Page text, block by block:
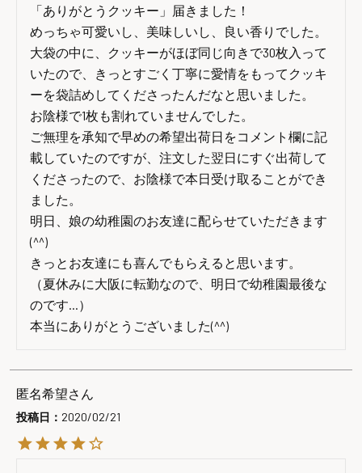
「ありがとうクッキー」届きました！
めっちゃ可愛いし、美味しいし、良い香りでした。
大袋の中に、クッキーがほぼ同じ向きで30枚入って
いたので、きっとすごく丁寧に愛情をもってクッキ
ーを袋詰めしてくださったんだなと思いました。
お陰様で1枚も割れていませんでした。
ご無理を承知で早めの希望出荷日をコメント欄に記
載していたのですが、注文した翌日にすぐ出荷して
くださったので、お陰様で本日受け取ることができ
ました。
明日、娘の幼稚園のお友達に配らせていただきます
(^^)
きっとお友達にも喜んでもらえると思います。
（夏休みに大阪に転勤なので、明日で幼稚園最後な
のです…）
本当にありがとうございました(^^)
匿名希望
投稿日 2020/02/21